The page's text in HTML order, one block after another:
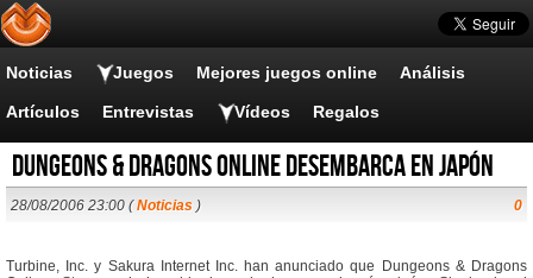
Noticias Juegos Mejores juegos online Análisis
Artículos Entrevistas Vídeos Regalos
Dungeons & Dragons Online desembarca en Japón
28/08/2006 23:00 (Noticias ) 0
Turbine, Inc. y Sakura Internet Inc. han anunciado que Dungeons & Dragons